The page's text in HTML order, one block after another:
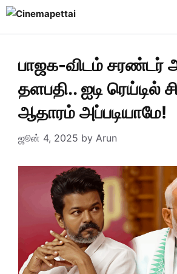
Skip
பாஜக-விடம்
தளபதி.. ஐடி ரெய்டில்
ஆதாரம் அப்படியாமே!
ஜூன் 4, 2025 by Arun